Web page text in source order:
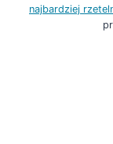
najbardziej